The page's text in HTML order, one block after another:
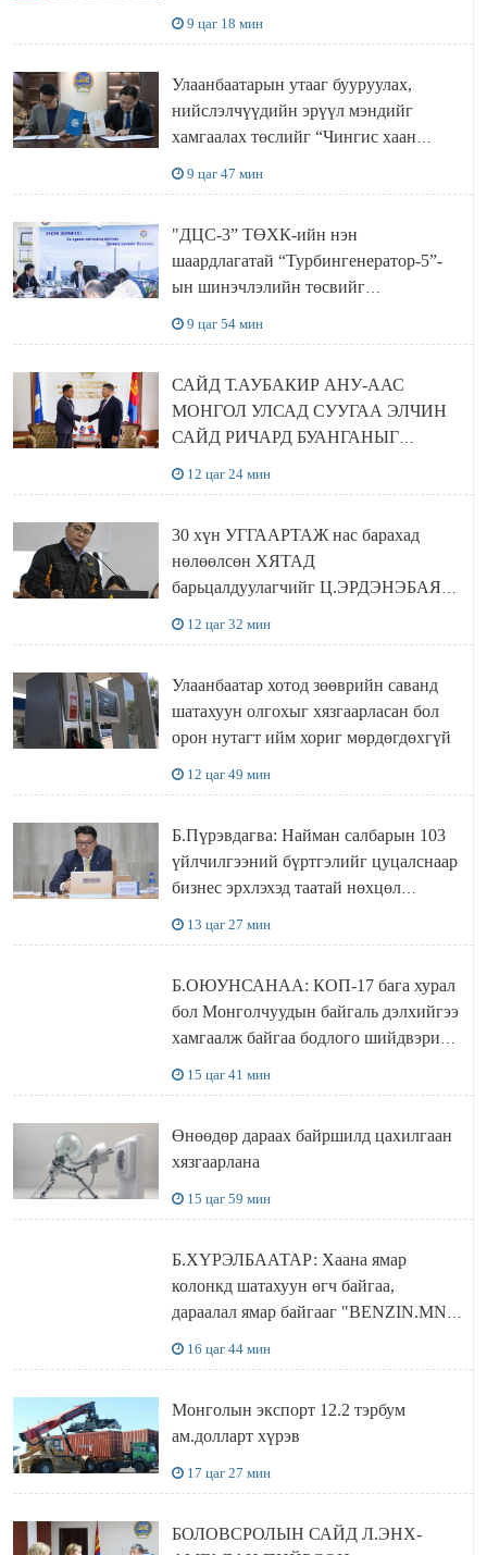
9 цаг 18 мин
Улаанбаатарын утааг бууруулах,
нийслэлчүүдийн эрүүл мэндийг
хамгаалах төслийг “Чингис хаан
9 цаг 47 мин
"ДЦС-3” ТӨХК-ийн нэн
шаардлагатай “Турбингенератор-5”-
ын шинэчлэлийн төсвийг
9 цаг 54 мин
САЙД Т.АУБАКИР АНУ-ААС
МОНГОЛ УЛСАД СУУГАА ЭЛЧИН
САЙД РИЧАРД БУАНГАНЫГ
12 цаг 24 мин
30 хүн УГГААРТАЖ нас барахад
нөлөөлсөн ХЯТАД
барьцалдуулагчийг Ц.ЭРДЭНЭБАЯР
12 цаг 32 мин
Улаанбаатар хотод зөөврийн саванд
шатахуун олгохыг хязгаарласан бол
орон нутагт ийм хориг мөрдөгдөхгүй
12 цаг 49 мин
Б.Пүрэвдагва: Найман салбарын 103
үйлчилгээний бүртгэлийг цуцалснаар
бизнес эрхлэхэд таатай нөхцөл
13 цаг 27 мин
Б.ОЮУНСАНАА: КОП-17 бага хурал
бол Монголчуудын байгаль дэлхийгээ
хамгаалж байгаа бодлого шийдвэрийг
15 цаг 41 мин
Өнөөдөр дараах байршилд цахилгаан
хязгаарлана
15 цаг 59 мин
Б.ХҮРЭЛБААТАР: Хаана ямар
колонкд шатахуун өгч байгаа,
дараалал ямар байгааг "BENZIN.MN”
16 цаг 44 мин
Монголын экспорт 12.2 тэрбум
ам.долларт хүрэв
17 цаг 27 мин
БОЛОВСРОЛЫН САЙД Л.ЭНХ-